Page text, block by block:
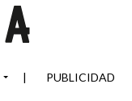
| PUBLICIDAD